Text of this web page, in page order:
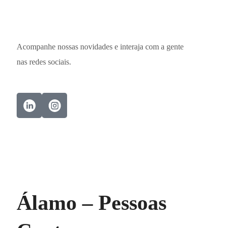
Acompanhe nossas novidades e interaja com a gente
nas redes sociais.
Álamo – Pessoas